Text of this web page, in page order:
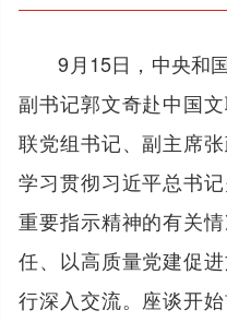
9月15日，中央和
副书记郭文奇赴中国
联党组书记、副主席
学习贯彻习近平总书
重要指示精神的有关
任、以高质量党建促
行深入交流。座谈开